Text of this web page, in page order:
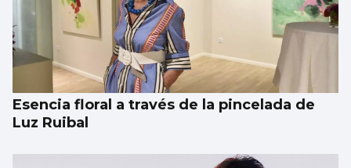
Esencia floral a través de la pincelada de
Luz Ruibal